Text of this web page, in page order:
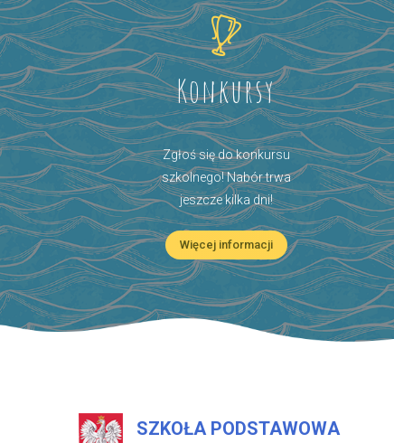
Konkursy
Zgłoś się do konkursu
szkolnego! Nabór trwa
jeszcze kilka dni!
Więcej informacji
SZKOŁA PODSTAWOWA